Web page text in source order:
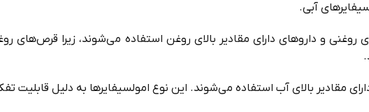
آبی.
و داروهای دارای مقادیر بالای روغن استفاده می‌شوند، زیرا قرص‌های
مقادیر بالای آب استفاده می‌شوند. این نوع امولسیفایرها به دلیل قابلیت